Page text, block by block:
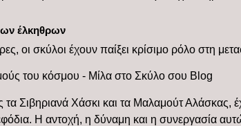
έλκηθρων
οι σκύλοι έχουν παίξει κρίσιμο ρόλο στη
Σιβηριανά Χάσκι και τα Μαλαμούτ
Η αντοχή, η δύναμη και η συνεργασία